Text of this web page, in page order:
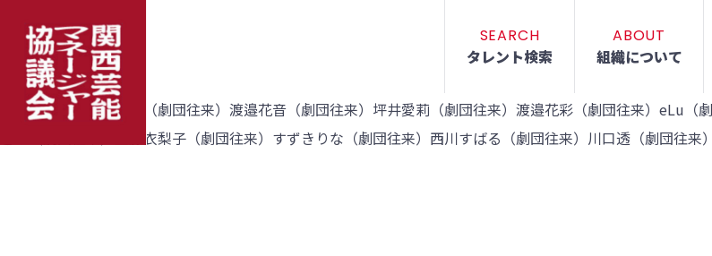
SEARCH
タレント検索
ABOUT
組織について
（劇団往来）丸山凛桜（劇団往来）渡邉花音（劇団往来）坪井愛莉（劇団往来）渡邉花彩（劇団往来）eLu
どか（劇団往来）工藤衣梨子（劇団往来）すずきりな（劇団往来）西川すばる（劇団往来）川口透（劇団往